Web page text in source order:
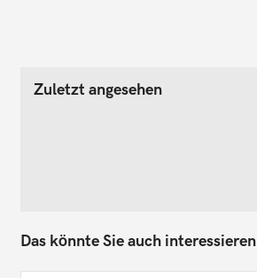
Zuletzt angesehen
Das könnte Sie auch interessieren